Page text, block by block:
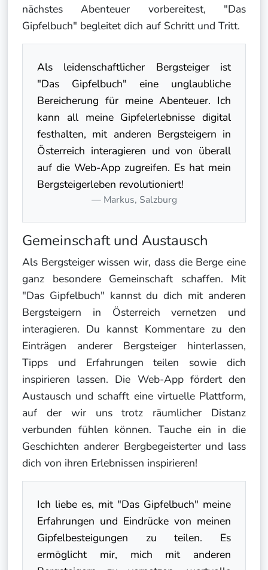
nächstes Abenteuer vorbereitest, "Das
Gipfelbuch" begleitet dich auf Schritt und Tritt.
Als leidenschaftlicher Bergsteiger ist
"Das Gipfelbuch" eine unglaubliche
Bereicherung für meine Abenteuer. Ich
kann all meine Gipfelerlebnisse digital
festhalten, mit anderen Bergsteigern in
Österreich interagieren und von überall
auf die Web-App zugreifen. Es hat mein
Bergsteigerleben revolutioniert!
Markus, Salzburg
Gemeinschaft und Austausch
Als Bergsteiger wissen wir, dass die Berge eine
ganz besondere Gemeinschaft schaffen. Mit
"Das Gipfelbuch" kannst du dich mit anderen
Bergsteigern in Österreich vernetzen und
interagieren. Du kannst Kommentare zu den
Einträgen anderer Bergsteiger hinterlassen,
Tipps und Erfahrungen teilen sowie dich
inspirieren lassen. Die Web-App fördert den
Austausch und schafft eine virtuelle Plattform,
auf der wir uns trotz räumlicher Distanz
verbunden fühlen können. Tauche ein in die
Geschichten anderer Bergbegeisterter und lass
dich von ihren Erlebnissen inspirieren!
Ich liebe es, mit "Das Gipfelbuch" meine
Erfahrungen und Eindrücke von meinen
Gipfelbesteigungen zu teilen. Es
ermöglicht mir, mich mit anderen